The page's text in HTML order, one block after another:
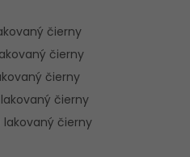
čierny
čierny
čierny
čierny
lakovaný čierny